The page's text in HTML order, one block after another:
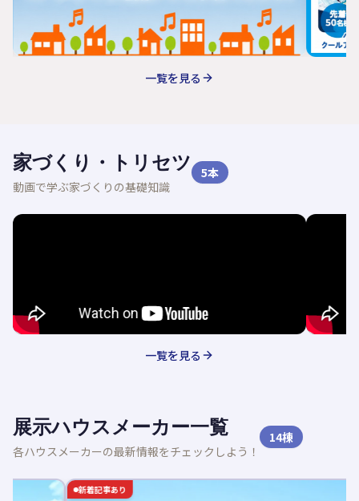
一覧を見る
家づくり・トリセツ
動画で学ぶ家づくりの基礎知識
5本
一覧を見る
展示ハウスメーカー一覧
各ハウスメーカーの最新情報をチェックしよう！
14棟
新着記事あり